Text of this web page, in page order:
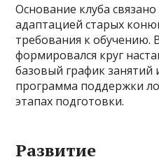
Основание клуба
адаптацией старых
требования к обучению.
формировался круг
базовый график
программа поддержки
этапах подготовки.
Развитие